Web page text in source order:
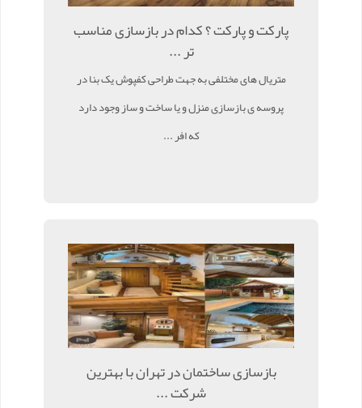
پارکت و پارکت ؟ کدام در بازسازی مناسب
تر ...
متریال های مختلفی به جهت طراحی کفپوش یک بنا در
پروسه ی بازسازی منزل و یا ساخت و ساز وجود دارد
که افر ...
بازسازی ساختمان در تهران با بهترین
شرکت ...